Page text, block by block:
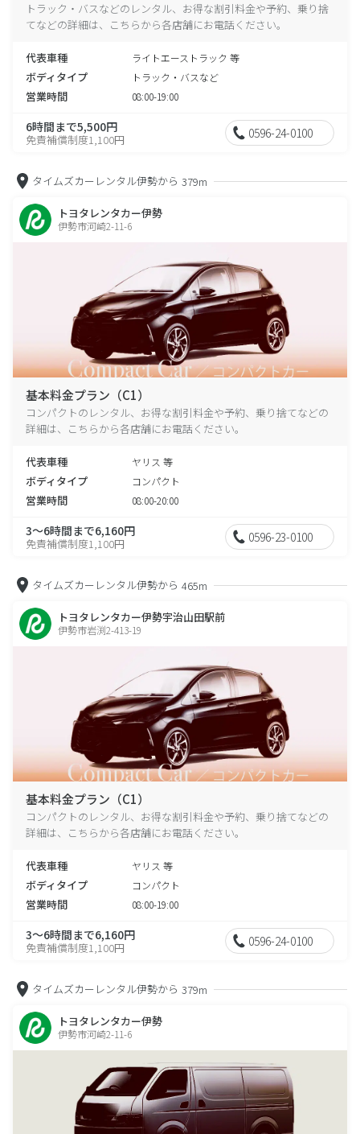
トラック・バスなどのレンタル、お得な割引料金や予約、乗り捨
てなどの詳細は、こちらから各店舗にお電話ください。
代表車種 ライトエーストラック 等
ボディタイプ トラック・バスなど
営業時間 08:00-19:00
6時間まで5,500円
免責補償制度1,100円 0596-24-0100
タイムズカーレンタル伊勢から 379m
トヨタレンタカー伊勢
伊勢市河崎2-11-6
基本料金プラン（C1）
コンパクトのレンタル、お得な割引料金や予約、乗り捨てなどの
詳細は、こちらから各店舗にお電話ください。
代表車種 ヤリス 等
ボディタイプ コンパクト
営業時間 08:00-20:00
3～6時間まで6,160円
免責補償制度1,100円 0596-23-0100
タイムズカーレンタル伊勢から 465m
トヨタレンタカー伊勢宇治山田駅前
伊勢市岩渕2-413-19
基本料金プラン（C1）
コンパクトのレンタル、お得な割引料金や予約、乗り捨てなどの
詳細は、こちらから各店舗にお電話ください。
代表車種 ヤリス 等
ボディタイプ コンパクト
営業時間 08:00-19:00
3～6時間まで6,160円
免責補償制度1,100円 0596-24-0100
タイムズカーレンタル伊勢から 379m
トヨタレンタカー伊勢
伊勢市河崎2-11-6